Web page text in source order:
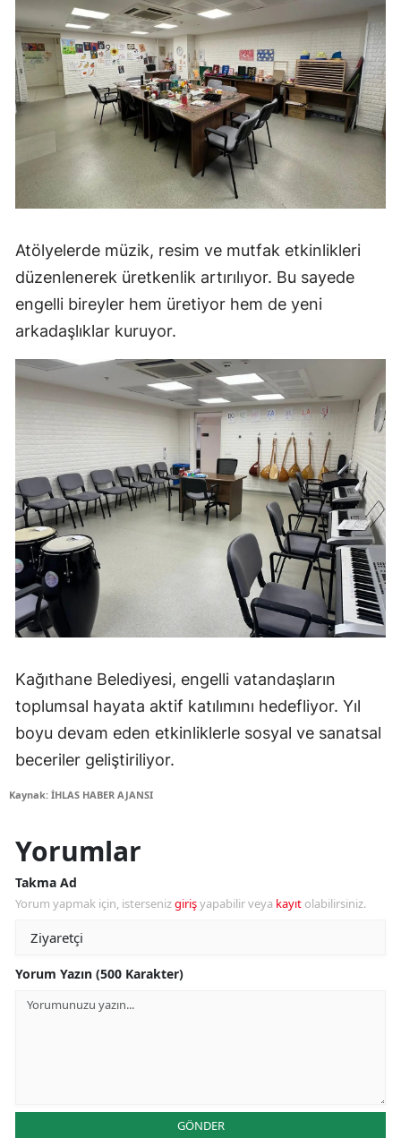
Atölyelerde müzik, resim ve mutfak etkinlikleri
düzenlenerek üretkenlik artırılıyor. Bu sayede
engelli bireyler hem üretiyor hem de yeni
arkadaşlıklar kuruyor.
Kağıthane Belediyesi, engelli vatandaşların
toplumsal hayata aktif katılımını hedefliyor. Yıl
boyu devam eden etkinliklerle sosyal ve sanatsal
beceriler geliştiriliyor.
Kaynak: İHLAS HABER AJANSI
Yorumlar
Takma Ad
Yorum yapmak için, istersenizgirişyapabilir veya kayıt olabilirsiniz.
Yorum Yazın (500 Karakter)
GÖNDER